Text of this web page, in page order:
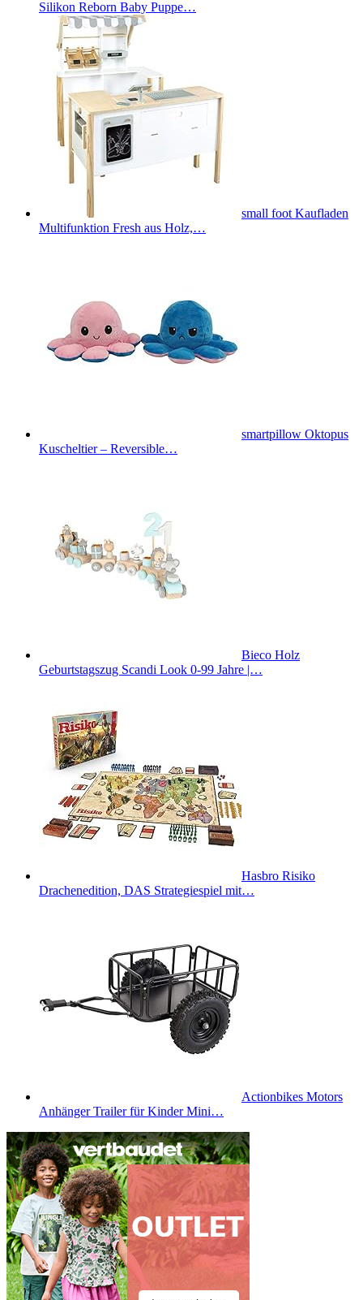
Silikon Reborn Baby Puppe…
small foot Kaufladen
Multifunktion Fresh aus Holz,…
smartpillow Oktopus
Kuscheltier – Reversible…
Bieco Holz
Geburtstagszug Scandi Look 0-99 Jahre |…
Hasbro Risiko
Drachenedition, DAS Strategiespiel mit…
Actionbikes Motors
Anhänger Trailer für Kinder Mini…